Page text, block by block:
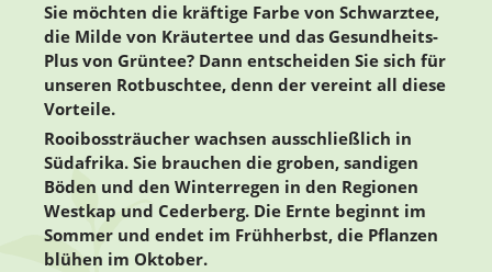
Sie möchten die kräftige Farbe von Schwarztee,
die Milde von Kräutertee und das Gesundheits-
Plus von Grüntee? Dann entscheiden Sie sich für
unseren Rotbuschtee, denn der vereint all diese
Vorteile.
Rooibossträucher wachsen ausschließlich in
Südafrika. Sie brauchen die groben, sandigen
Böden und den Winterregen in den Regionen
Westkap und Cederberg. Die Ernte beginnt im
Sommer und endet im Frühherbst, die Pflanzen
blühen im Oktober.